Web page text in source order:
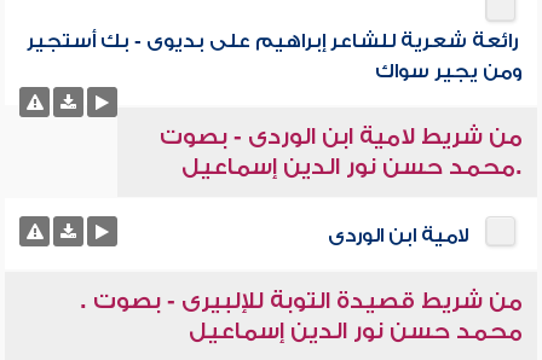
رائعة شعرية للشاعر إبراهيم على بديوى - بك أستجير
ومن يجير سواك
من شريط لامية ابن الوردى - بصوت
.محمد حسن نور الدين إسماعيل
لامية ابن الوردى
من شريط قصيدة التوبة للإلبيرى - بصوت .
محمد حسن نور الدين إسماعيل